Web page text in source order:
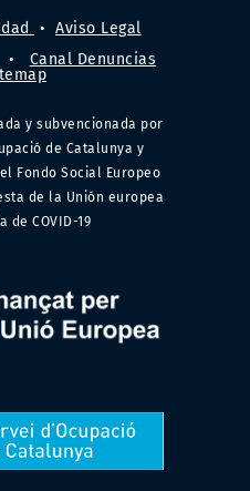
• Aviso Legal
•
Canal Denuncias
y subvencionada por
de Catalunya y
Fondo Social Europeo
de la Unión europea
de COVID-19